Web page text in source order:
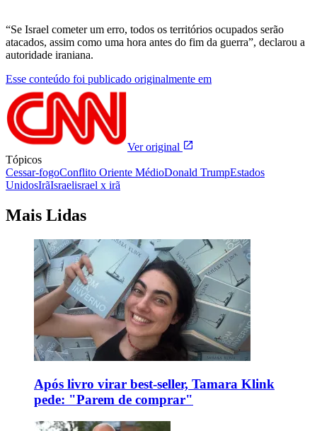
“Se Israel cometer um erro, todos os territórios ocupados serão
atacados, assim como uma hora antes do fim da guerra”, declarou a
autoridade iraniana.
Esse conteúdo foi publicado originalmente em
Ver original
Tópicos
Cessar-fogoConflito Oriente MédioDonald TrumpEstados
UnidosIrãIsraelisrael x irã
Mais Lidas
Após livro virar best-seller, Tamara Klink
pede: "Parem de comprar"